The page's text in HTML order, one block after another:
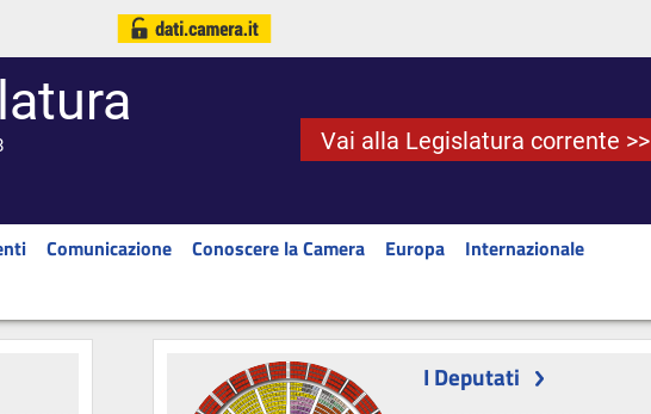
Vai alla Legislatura corrente >>
Comunicazione Conoscere la Camera Europa
Internazionale
I Deputati